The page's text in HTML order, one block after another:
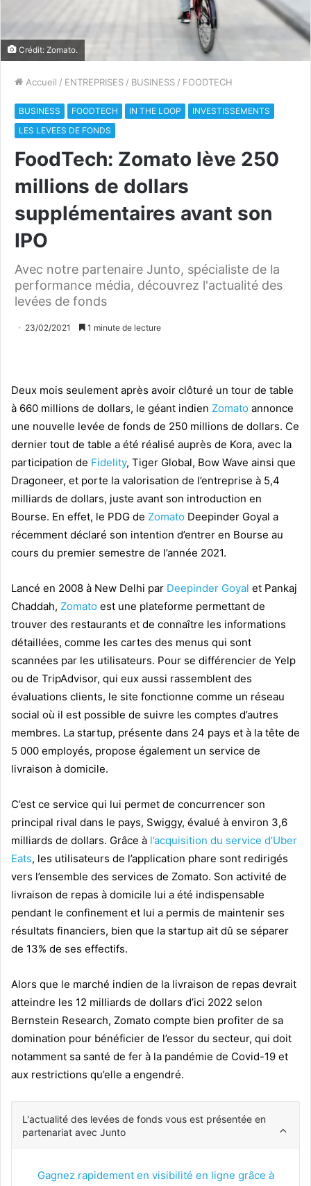
Crédit: Zomato.
Accueil / ENTREPRISES / BUSINESS / FOODTECH
BUSINESS FOODTECH IN THE LOOP
INVESTISSEMENTS
LES LEVEES DE FONDS
FoodTech: Zomato lève 250
millions de dollars
supplémentaires avant son
IPO
Avec notre partenaire Junto, spécialiste de la
performance média, découvrez l'actualité des
levées de fonds
23/02/2021 1 minute de lecture
Deux mois seulement après avoir clôturé un tour de table
à 660 millions de dollars, le géant indien Zomato annonce
une nouvelle levée de fonds de 250 millions de dollars. Ce
dernier tout de table a été réalisé auprès de Kora, avec la
participation de Fidelity, Tiger Global, Bow Wave ainsi que
Dragoneer, et porte la valorisation de l’entreprise à 5,4
milliards de dollars, juste avant son introduction en
Bourse. En effet, le PDG de Zomato Deepinder Goyal a
récemment déclaré son intention d’entrer en Bourse au
cours du premier semestre de l’année 2021.
Lancé en 2008 à New Delhi par Deepinder Goyal et Pankaj
Chaddah, Zomato est une plateforme permettant de
trouver des restaurants et de connaître les informations
détaillées, comme les cartes des menus qui sont
scannées par les utilisateurs. Pour se différencier de Yelp
ou de TripAdvisor, qui eux aussi rassemblent des
évaluations clients, le site fonctionne comme un réseau
social où il est possible de suivre les comptes d’autres
membres. La startup, présente dans 24 pays et à la tête de
5 000 employés, propose également un service de
livraison à domicile.
C’est ce service qui lui permet de concurrencer son
principal rival dans le pays, Swiggy, évalué à environ 3,6
milliards de dollars. Grâce à l’acquisition du service d’Uber
Eats, les utilisateurs de l’application phare sont redirigés
vers l’ensemble des services de Zomato. Son activité de
livraison de repas à domicile lui a été indispensable
pendant le confinement et lui a permis de maintenir ses
résultats financiers, bien que la startup ait dû se séparer
de 13% de ses effectifs.
Alors que le marché indien de la livraison de repas devrait
atteindre les 12 milliards de dollars d’ici 2022 selon
Bernstein Research, Zomato compte bien profiter de sa
domination pour bénéficier de l’essor du secteur, qui doit
notamment sa santé de fer à la pandémie de Covid-19 et
aux restrictions qu’elle a engendré.
L'actualité des levées de fonds vous est présentée en
partenariat avec Junto
Gagnez rapidement en visibilité en ligne grâce à